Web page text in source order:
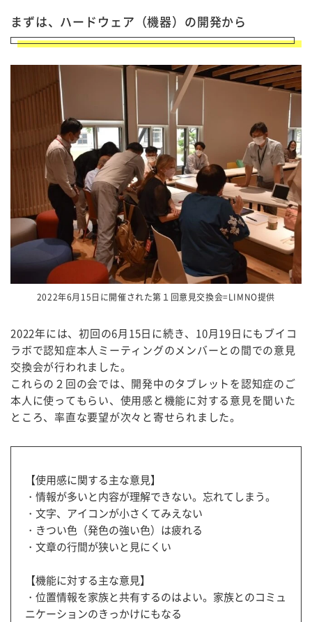
まずは、ハードウェア（機器）の開発から
2022年6月15日に開催された第１回意見交換会=LIMNO提供
2022年には、初回の6月15日に続き、10月19日にもブイコ
ラボで認知症本人ミーティングのメンバーとの間での意見
交換会が行われました。
これらの２回の会では、開発中のタブレットを認知症のご
本人に使ってもらい、使用感と機能に対する意見を聞いた
ところ、率直な要望が次々と寄せられました。
【使用感に関する主な意見】
・情報が多いと内容が理解できない。忘れてしまう。
・文字、アイコンが小さくてみえない
・きつい色（発色の強い色）は疲れる
・文章の行間が狭いと見にくい
【機能に対する主な意見】
・位置情報を家族と共有するのはよい。家族とのコミュ
ニケーションのきっかけにもなる